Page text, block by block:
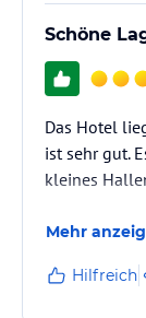
Schöne
Das Hotel
ist sehr gut.
kleines
Mehr
Hilfreich